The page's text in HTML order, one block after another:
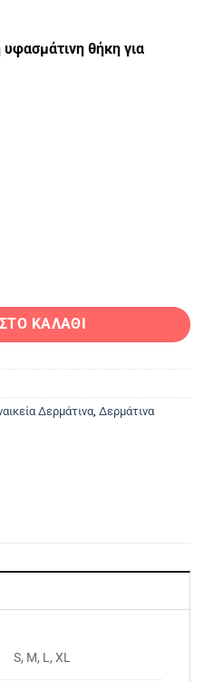
θήκη για
Σακάκι ποσότητα
ΚΑΛΆΘΙ
Δερμάτινα, Δερμάτινα
S, M, L, XL